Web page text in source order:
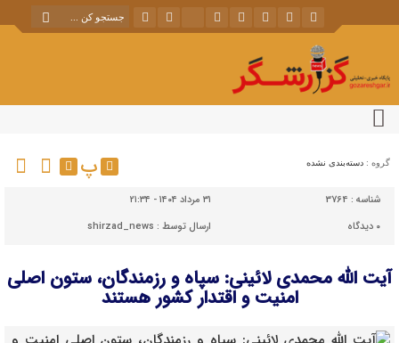
گروه : دسته‌بندی نشده پ
شناسه : 3764
۳۱ مرداد ۱۴۰۴ - ۲۱:۳۴
۰ دیدگاه ارسال توسط : shirzad_news
آیت الله محمدی لائینی: سپاه و رزمندگان، ستون اصلی
امنیت و اقتدار کشور هستند